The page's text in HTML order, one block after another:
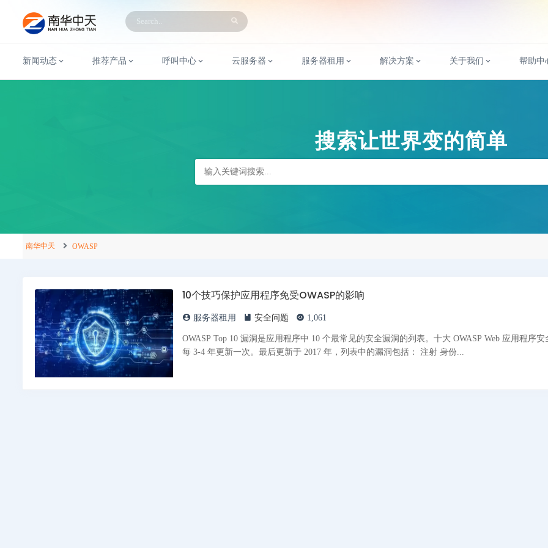
新闻动态 推荐产品 呼叫中心 云服务器 服务器租用 解决方案 关于我们 帮助中
搜索让世界变的简单
南华中天 OWASP
10个技巧保护应用程序免受OWASP的影响
服务器租用 安全问题 1,061
OWASP Top 10 漏洞是应用程序中 10 个最常见的安全漏洞的列表。十大 OWASP Web 应用程序安
每 3-4 年更新一次。最后更新于 2017 年，列表中的漏洞包括： 注射 身份...